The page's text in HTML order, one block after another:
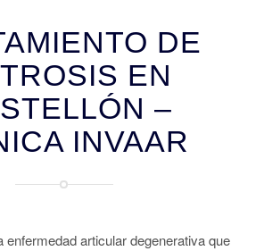
DE
EN
–
INVAAR
articular degenerativa que